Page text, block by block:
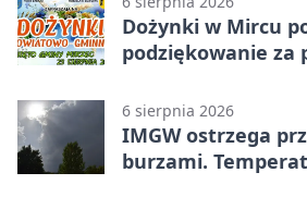
Dożynki w Mircu
podziękowanie za
6 sierpnia 2026
IMGW ostrzega
burzami.